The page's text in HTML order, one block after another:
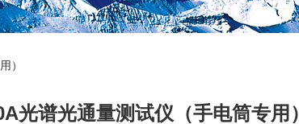
）
光谱光通量测试仪（手电筒专用）